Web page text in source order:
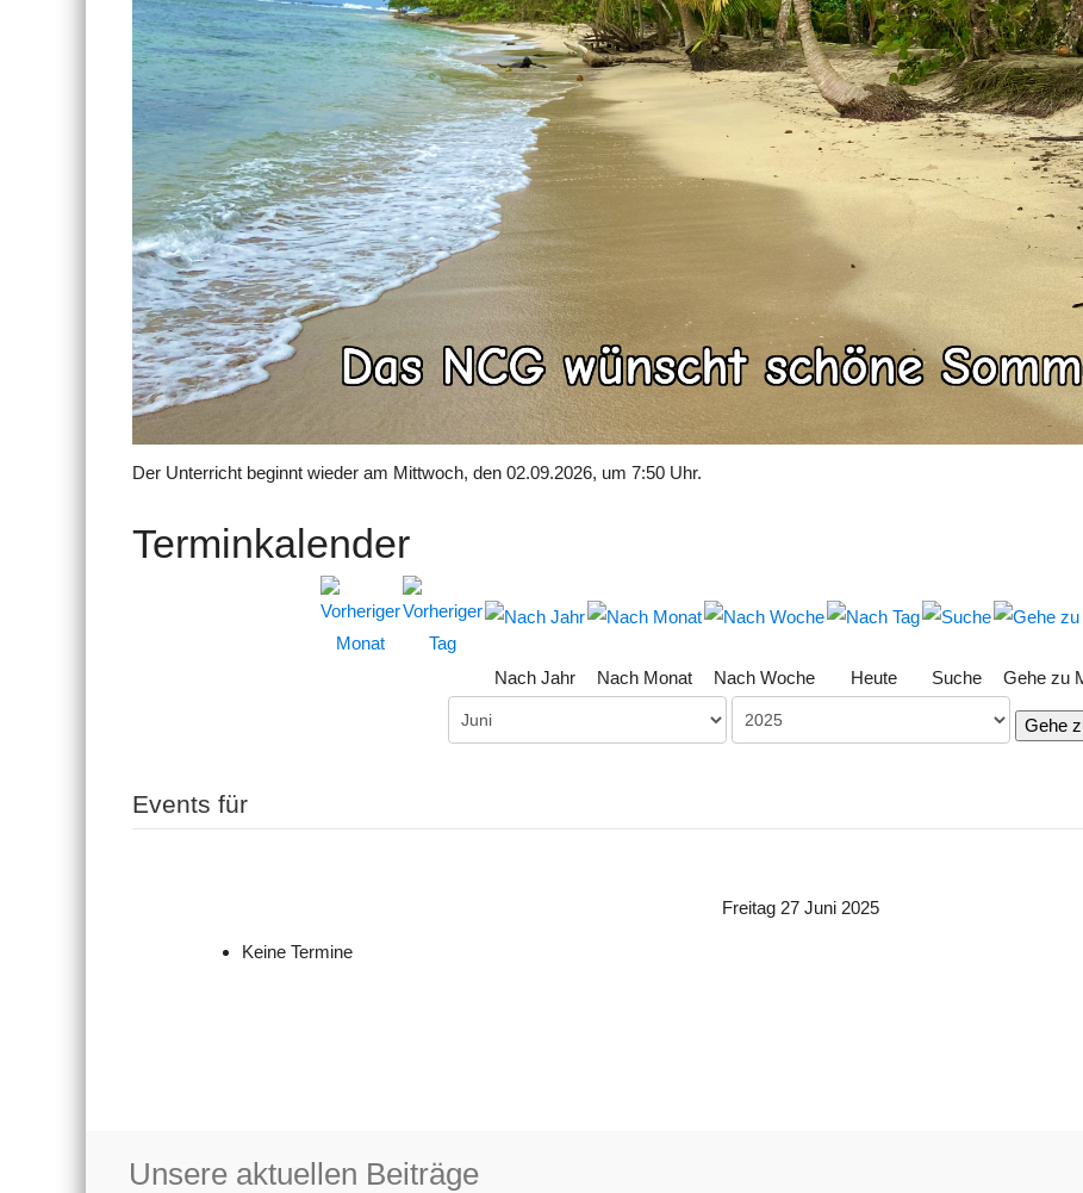
Der Unterricht beginnt wieder am Mittwoch, den 02.09.2026, um 7:50 Uhr.
Terminkalender
Nach Jahr Nach Monat Nach Woche Heute Suche Gehe zu
Gehe
Events für
Freitag 27 Juni 2025
Keine Termine
Unsere aktuellen Beiträge